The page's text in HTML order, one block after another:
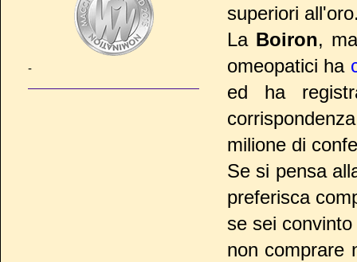
superiori
La Boiron,
omeopatici ha
ed ha
milione di
Se si pensa
preferisca
se sei
non comprare
-